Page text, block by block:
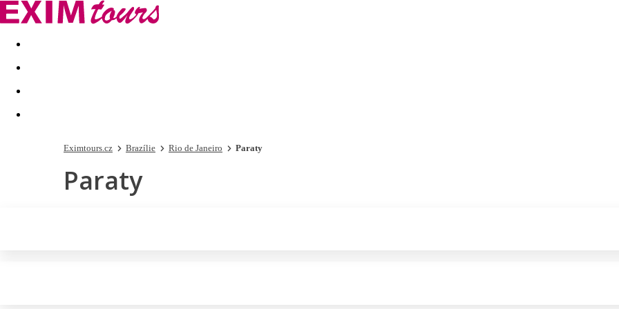
Akční nabídky Last minute
Eximtours.cz Brazílie Rio de Janeiro Paraty
Paraty